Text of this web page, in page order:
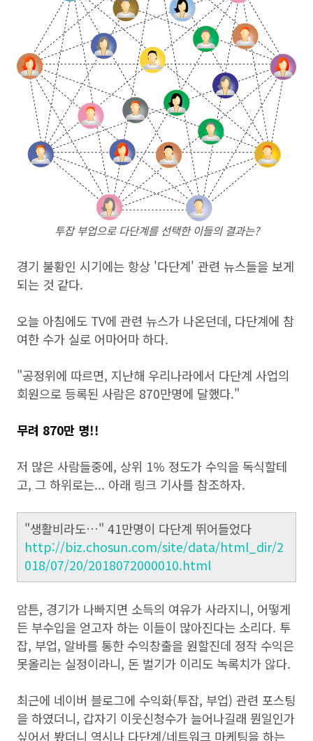
투잡 부업으로 다단계를 선택한 이들의 결과는?
경기 불황인 시기에는 항상 '다단계' 관련 뉴스들을 보게
되는 것 같다.
오늘 아침에도 TV에 관련 뉴스가 나온던데, 다단계에 참
여한 수가 실로 어마어마 하다.
"공정위에 따르면, 지난해 우리나라에서 다단계 사업의
회원으로 등록된 사람은 870만명에 달했다."
무려 870만 명!!
저 많은 사람들중에, 상위 1% 정도가 수익을 독식할테
고, 그 하위로는... 아래 링크 기사를 참조하자.
"생활비라도…" 41만명이 다단계 뛰어들었다
http://biz.chosun.com/site/data/html_dir/2
018/07/20/2018072000010.html
암튼, 경기가 나빠지면 소득의 여유가 사라지니, 어떻게
든 부수입을 얻고자 하는 이들이 많아진다는 소리다. 투
잡, 부업, 알바를 통한 수익창출을 원할진데 정작 수익은
못올리는 실정이라니, 돈 벌기가 이리도 녹록치가 않다.
최근에 네이버 블로그에 수익화(투잡, 부업) 관련 포스팅
을 하였더니, 갑자기 이웃신청수가 늘어나길래 뭔일인가
싶어서 봤더니 역시나 다단계/네트워크 마케팅을 하는